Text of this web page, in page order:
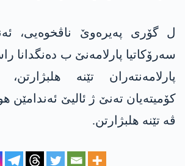
ل گۆری پەیرەوێ ناڤخوەیی،
سەرۆکاتیا پارلامەنێ ب دەنگدانا
پارلامەنتەران تێنە
کۆمیتەیان تەنێ ژ ئالیێ ئەندامێن
ڤە تێنە ھلبژارتن.